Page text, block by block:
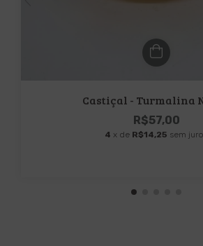
Castiçal - Turmalina
R$57,00
4 x de R$14,25 sem